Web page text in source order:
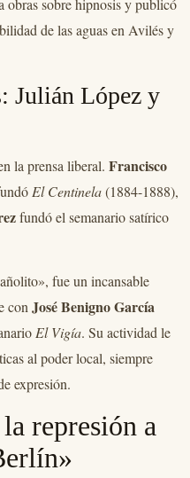
obras sobre hipnosis y publicó
de las aguas en Avilés y
Julián López y
la prensa liberal. Francisco
El Centinela(1884-1888),
fundó el semanario satírico
fue un incansable
conJosé Benigno García
El Vigía. Su actividad le
al poder local, siempre
expresión.
represión a